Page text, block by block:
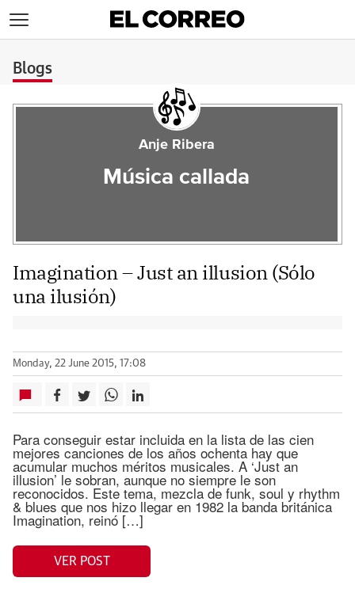
Blogs
Anje Ribera
Música callada
Imagination – Just an illusion (Sólo
una ilusión)
Monday, 22 June 2015, 17:08
Para conseguir estar incluida en la lista de las cien
mejores canciones de los años ochenta hay que
acumular muchos méritos musicales. A ‘Just an
illusion’ le sobran, aunque no siempre le son
reconocidos. Este tema, mezcla de funk, soul y rhythm
& blues que nos hizo llegar en 1982 la banda británica
Imagination, reinó […]
VER POST